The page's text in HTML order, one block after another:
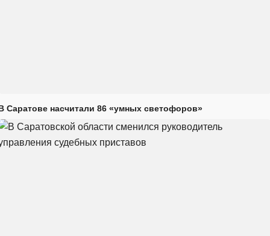
Саратове насчитали 86 «умных светофоров»